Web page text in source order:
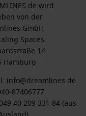
wird
von der
GmbH
Spaces,
14
Hamburg
info@dreamlines.de
87406777
40 209 331 84 (aus